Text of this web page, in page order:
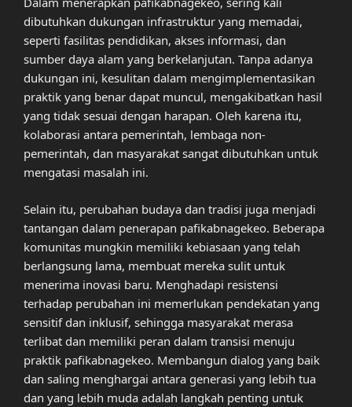
dibutuhkan dukungan infrastruktur yang memadai,
seperti fasilitas pendidikan, akses informasi, dan
sumber daya alam yang berkelanjutan. Tanpa adanya
dukungan ini, kesulitan dalam mengimplementasikan
praktik yang benar dapat muncul, mengakibatkan hasil
yang tidak sesuai dengan harapan. Oleh karena itu,
kolaborasi antara pemerintah, lembaga non-
pemerintah, dan masyarakat sangat dibutuhkan untuk
mengatasi masalah ini.
Selain itu, perubahan budaya dan tradisi juga menjadi
tantangan dalam penerapan pafikabnagekeo. Beberapa
komunitas mungkin memiliki kebiasaan yang telah
berlangsung lama, membuat mereka sulit untuk
menerima inovasi baru. Menghadapi resistensi
terhadap perubahan ini memerlukan pendekatan yang
sensitif dan inklusif, sehingga masyarakat merasa
terlibat dan memiliki peran dalam transisi menuju
praktik pafikabnagekeo. Membangun dialog yang baik
dan saling menghargai antara generasi yang lebih tua
dan yang lebih muda adalah langkah penting untuk